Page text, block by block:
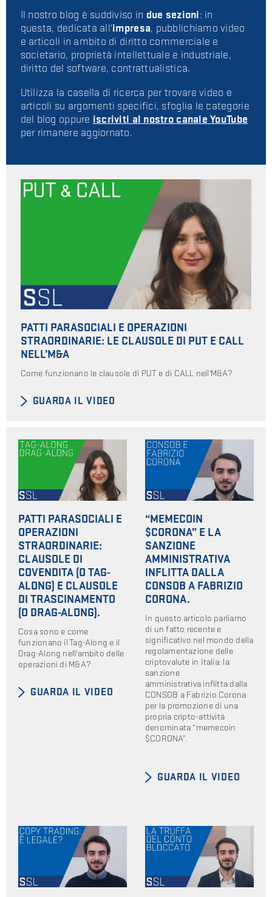
Il nostro blog è suddiviso in due sezioni: in
questa, dedicata all'impresa, pubblichiamo video
e articoli in ambito di diritto commerciale e
societario, proprietà intellettuale e industriale,
diritto del software, contrattualistica.
Utilizza la casella di ricerca per trovare video e
articoli su argomenti specifici, sfoglia le categorie
del blog oppure iscriviti al nostro canale YouTube
per rimanere aggiornato.
PATTI PARASOCIALI E OPERAZIONI
STRAORDINARIE: LE CLAUSOLE DI PUT E CALL
NELL’M&A
Come funzionano le clausole di PUT e di CALL nell'M&A?
GUARDA IL VIDEO
PATTI PARASOCIALI E
OPERAZIONI
STRAORDINARIE:
CLAUSOLE DI
COVENDITA (O TAG-
ALONG) E CLAUSOLE
DI TRASCINAMENTO
(O DRAG-ALONG).
Cosa sono e come
funzionano il Tag-Along e il
Drag-Along nell'ambito delle
operazioni di M&A?
GUARDA IL VIDEO
“MEMECOIN
$CORONA” E LA
SANZIONE
AMMINISTRATIVA
INFLITTA DALLA
CONSOB A FABRIZIO
CORONA.
In questo articolo parliamo
di un fatto recente e
significativo nel mondo della
regolamentazione delle
criptovalute in Italia: la
sanzione
amministrativa inflitta dalla
CONSOB a Fabrizio Corona
per la promozione di una
propria cripto-attività
denominata “memecoin
$CORONA”.
GUARDA IL VIDEO